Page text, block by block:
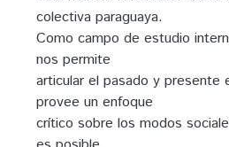
colectiva paraguaya.
Como campo de estudio
nos permite
articular el pasado y presente
provee un enfoque
crítico sobre los modos